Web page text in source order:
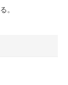
。